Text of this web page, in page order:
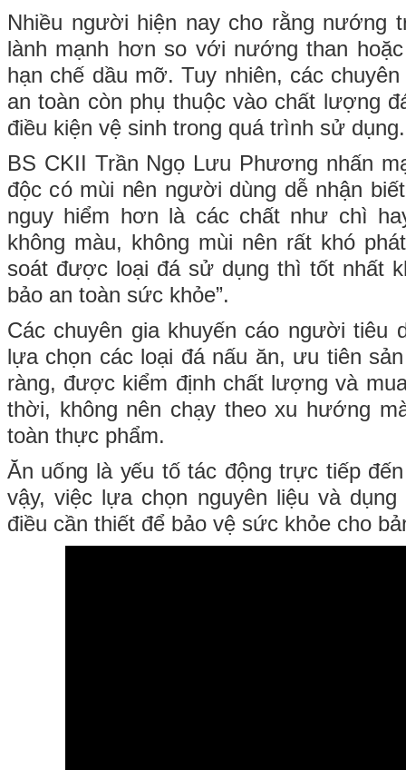
Nhiều người hiện nay cho rằng nướng
lành mạnh hơn so với nướng than
hạn chế dầu mỡ. Tuy nhiên, các
an toàn còn phụ thuộc vào chất lượng
điều kiện vệ sinh trong quá trình sử dụng.
BS CKII Trần Ngọ Lưu Phương nhấn
độc có mùi nên người dùng dễ nhận
nguy hiểm hơn là các chất như chì
không màu, không mùi nên rất khó
soát được loại đá sử dụng thì tốt nhất
bảo an toàn sức khỏe”.
Các chuyên gia khuyến cáo người tiêu
lựa chọn các loại đá nấu ăn, ưu tiên
ràng, được kiểm định chất lượng và
thời, không nên chạy theo xu hướng
toàn thực phẩm.
Ăn uống là yếu tố tác động trực tiếp
vậy, việc lựa chọn nguyên liệu và
điều cần thiết để bảo vệ sức khỏe cho